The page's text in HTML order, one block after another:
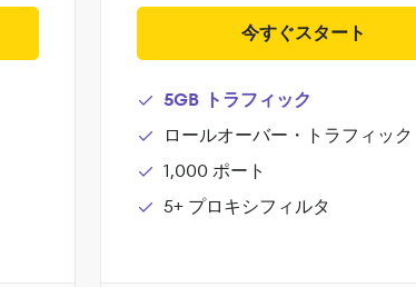
今すぐスタート
5GB トラフィック
ロールオーバー・トラフィック
1,000 ポート
5+ プロキシフィルタ